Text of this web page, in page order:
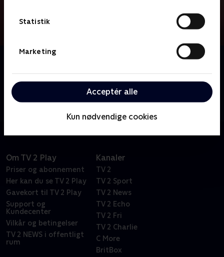
Statistik
Marketing
Acceptér alle
Kun nødvendige cookies
Pitzner og hendes tre døtre, Thalia, Elvira og Ophelia,
mens de hver især forsøger at finde vej igennem og
Om TV 2 Play
Priser og abonnement
Her kan du se TV 2 Play
Gavekort til TV 2 Play
Support og
Kundecenter
Vilkår og betingelser
TV 2 NEWS i offentligt
rum
Kanaler
TV 2
TV 2 Sport
TV 2 News
TV 2 Echo
TV 2 Fri
TV 2 Charlie
C More
BritBox